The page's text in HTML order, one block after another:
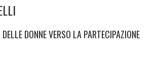
DONNE VERSO LA PARTECIPAZIONE